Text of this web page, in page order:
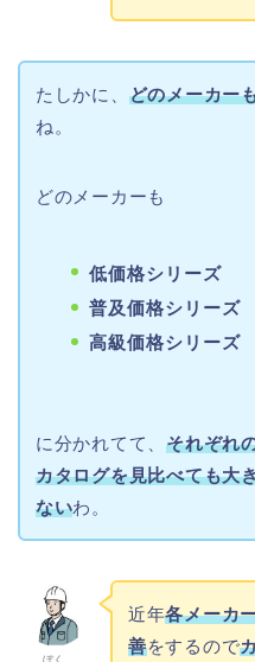
たしかに、 どのメーカー
ね。
どのメーカーも
低価格シリーズ
普及価格シリーズ
高級価格シリーズ
に分かれてて、それぞれ
カタログを見比べても大
ないわ。
近年各メーカ
善をするので